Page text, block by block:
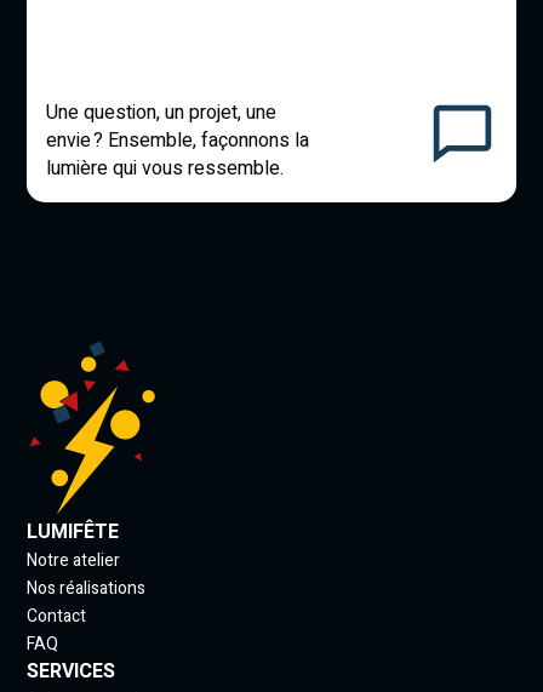
Une question, un projet, une
envie ? Ensemble, façonnons la
lumière qui vous ressemble.
LUMIFÊTE
Notre atelier
Nos réalisations
Contact
FAQ
SERVICES